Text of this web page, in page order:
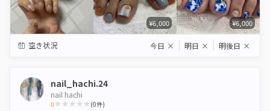
¥6,000 ¥6,000
空き状況 今日 × 明日 × 明後日 ×
nail_hachi.24
nail hachi
0 (0件)